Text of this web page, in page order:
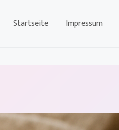
Startseite Impressum